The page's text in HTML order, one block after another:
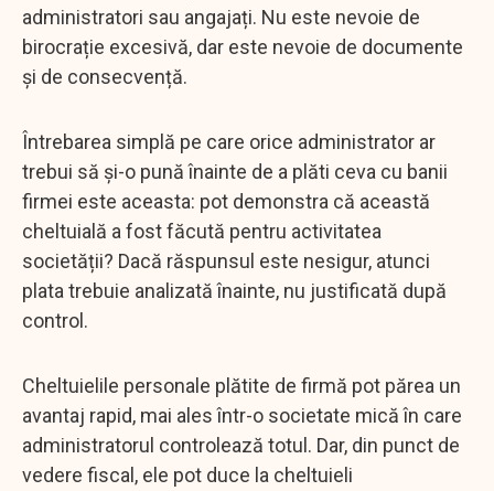
administratori sau angajați. Nu este nevoie de
birocrație excesivă, dar este nevoie de documente
și de consecvență.
Întrebarea simplă pe care orice administrator ar
trebui să și-o pună înainte de a plăti ceva cu banii
firmei este aceasta: pot demonstra că această
cheltuială a fost făcută pentru activitatea
societății? Dacă răspunsul este nesigur, atunci
plata trebuie analizată înainte, nu justificată după
control.
Cheltuielile personale plătite de firmă pot părea un
avantaj rapid, mai ales într-o societate mică în care
administratorul controlează totul. Dar, din punct de
vedere fiscal, ele pot duce la cheltuieli